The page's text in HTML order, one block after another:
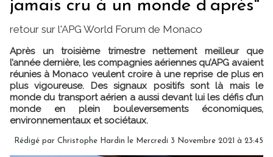
jamais cru à un monde d’après"
retour sur l'APG World Forum de Monaco
Après un troisième trimestre nettement meilleur que
l’année dernière, les compagnies aériennes qu’APG avaient
réunies à Monaco veulent croire à une reprise de plus en
plus vigoureuse. Des signaux positifs sont là mais le
monde du transport aérien a aussi devant lui les défis d’un
monde en plein bouleversements économiques,
environnementaux et sociétaux.
Rédigé par Christophe Hardin le Mercredi 3 Novembre 2021 à 23:45